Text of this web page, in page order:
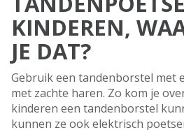
KINDEREN,
JE DAT?
Gebruik een tandenborstel met
met zachte haren. Zo kom je
kinderen een tandenborstel
kunnen ze ook elektrisch